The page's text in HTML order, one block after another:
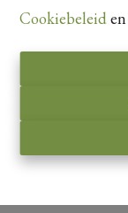
Cookiebeleid en
Onderworpen
Privacy